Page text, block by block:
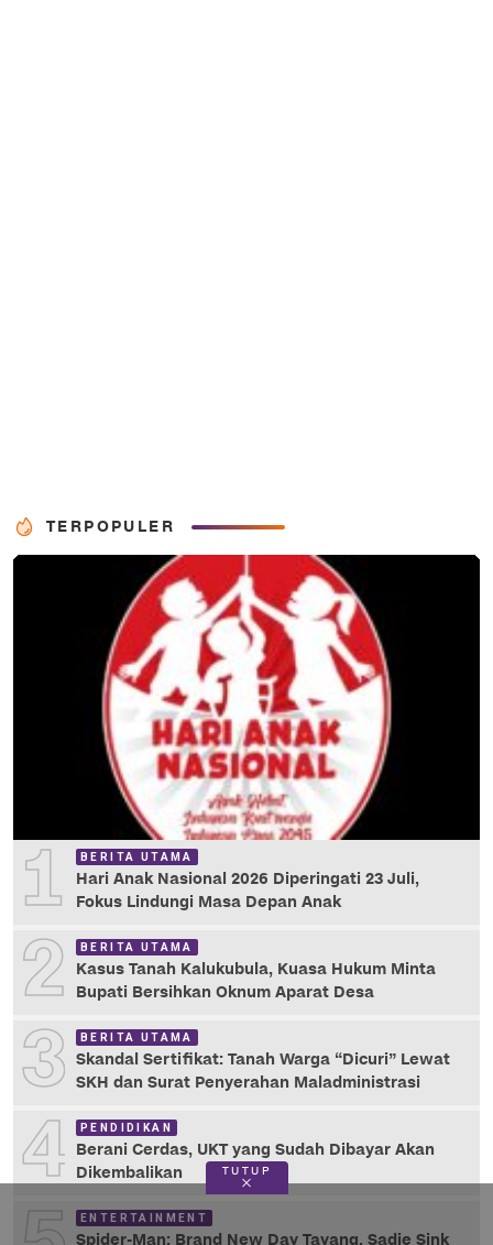
TERPOPULER
1 BERITA UTAMA
Hari Anak Nasional 2026 Diperingati 23 Juli,
Fokus Lindungi Masa Depan Anak
2 BERITA UTAMA
Kasus Tanah Kalukubula, Kuasa Hukum Minta
Bupati Bersihkan Oknum Aparat Desa
3 BERITA UTAMA
Skandal Sertifikat: Tanah Warga “Dicuri” Lewat
SKH dan Surat Penyerahan Maladministrasi
4 PENDIDIKAN
Berani Cerdas, UKT yang Sudah Dibayar Akan
Dikembalikan
ENTERTAINMENT
Spider-Man: Brand New Day Tayang, Sadie Sink
TUTUP